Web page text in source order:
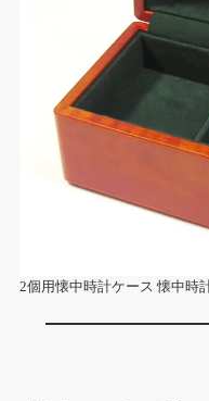
2個用懐中時計ケース 懐中時